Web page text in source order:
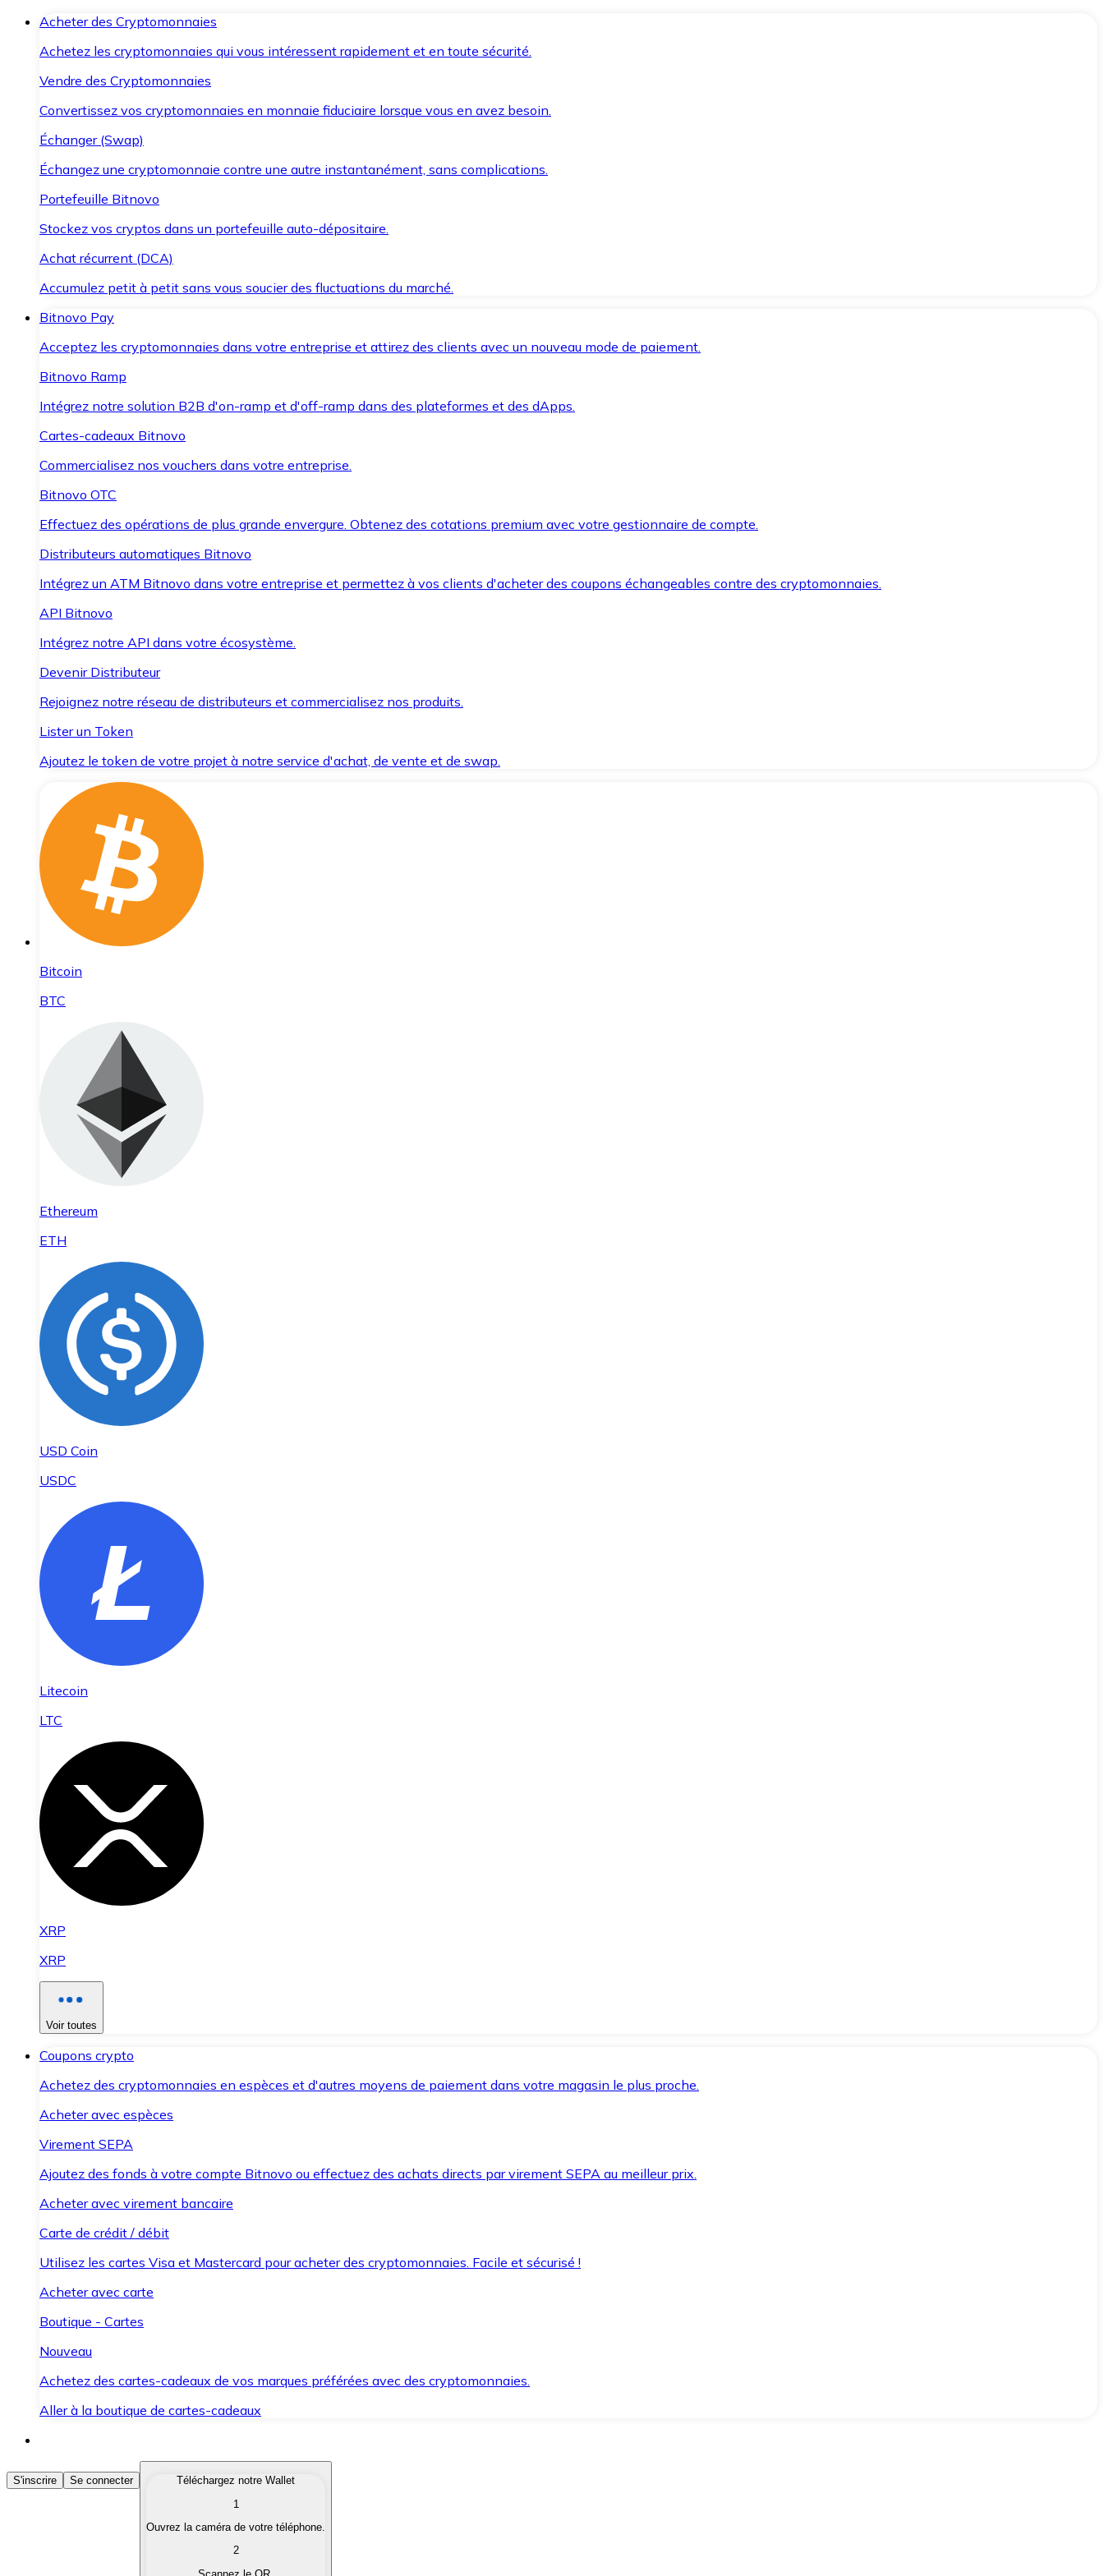
Acheter des Cryptomonnaies
Achetez les cryptomonnaies qui vous intéressent rapidement et en toute sécurité.
Vendre des Cryptomonnaies
Convertissez vos cryptomonnaies en monnaie fiduciaire lorsque vous en avez besoin.
Échanger (Swap)
Échangez une cryptomonnaie contre une autre instantanément, sans complications.
Portefeuille Bitnovo
Stockez vos cryptos dans un portefeuille auto-dépositaire.
Achat récurrent (DCA)
Accumulez petit à petit sans vous soucier des fluctuations du marché.
Bitnovo Pay
Acceptez les cryptomonnaies dans votre entreprise et attirez des clients avec un nouveau mode de paiement.
Bitnovo Ramp
Intégrez notre solution B2B d'on-ramp et d'off-ramp dans des plateformes et des dApps.
Cartes-cadeaux Bitnovo
Commercialisez nos vouchers dans votre entreprise.
Bitnovo OTC
Effectuez des opérations de plus grande envergure. Obtenez des cotations premium avec votre gestionnaire de compte.
Distributeurs automatiques Bitnovo
Intégrez un ATM Bitnovo dans votre entreprise et permettez à vos clients d'acheter des coupons échangeables contre des cryptomonnaies.
API Bitnovo
Intégrez notre API dans votre écosystème.
Devenir Distributeur
Rejoignez notre réseau de distributeurs et commercialisez nos produits.
Lister un Token
Ajoutez le token de votre projet à notre service d'achat, de vente et de swap.
Bitcoin
BTC
Ethereum
ETH
USD Coin
USDC
Litecoin
LTC
XRP
XRP
Voir toutes
Coupons crypto
Achetez des cryptomonnaies en espèces et d'autres moyens de paiement dans votre magasin le plus proche.
Acheter avec espèces
Virement SEPA
Ajoutez des fonds à votre compte Bitnovo ou effectuez des achats directs par virement SEPA au meilleur prix.
Acheter avec virement bancaire
Carte de crédit / débit
Utilisez les cartes Visa et Mastercard pour acheter des cryptomonnaies. Facile et sécurisé !
Acheter avec carte
Boutique - Cartes
Nouveau
Achetez des cartes-cadeaux de vos marques préférées avec des cryptomonnaies.
Aller à la boutique de cartes-cadeaux
Acheter des Cryptomonnaies
Achetez les cryptomonnaies qui vous intéressent rapidement et en toute sécurité.
Convertissez vos cryptomonnaies en monnaie fiduciaire lorsque vous en avez besoin.
S'inscrire Se connecter
Téléchargez notre Wallet
1
Ouvrez la caméra de votre téléphone.
2